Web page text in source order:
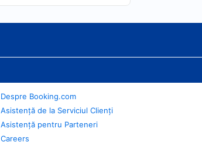
Despre Booking.com
Asistență de la Serviciul Clienți
Asistență pentru Parteneri
Careers